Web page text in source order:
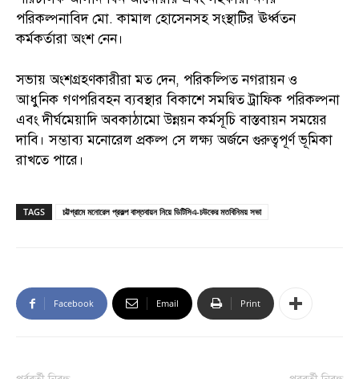
পরিকল্পনাবিদ মো. কামাল হোসেনসহ সংস্থাটির ঊর্ধ্বতন
কর্মকর্তারা অংশ নেন।
সভায় অংশগ্রহণকারীরা মত দেন, পরিকল্পিত নগরায়ন ও
আধুনিক গণপরিবহন ব্যবস্থার বিকাশে সমন্বিত ট্রাফিক পরিকল্পনা
এবং দীর্ঘমেয়াদি অবকাঠামো উন্নয়ন কর্মসূচি বাস্তবায়ন সময়ের
দাবি। সম্ভাব্য মনোরেল প্রকল্প সে লক্ষ্য অর্জনে গুরুত্বপূর্ণ ভূমিকা
রাখতে পারে।
TAGS চট্টগ্রামে মনোরেল প্রকল্প বাস্তবায়ন নিয়ে ডিটিসিএ-চউকের মতবিনিময় সভা
Facebook Email Print